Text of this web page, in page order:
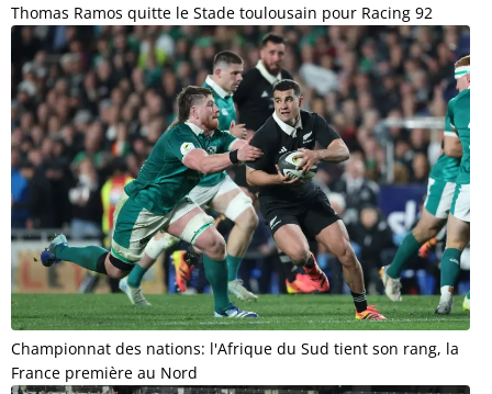
Thomas Ramos quitte le Stade toulousain pour Racing 92
Championnat des nations: l'Afrique du Sud tient son rang, la
France première au Nord